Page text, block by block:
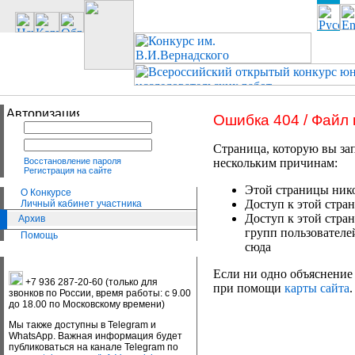
Восстановление пароля
Регистрация на сайте
О Конкурсе
Личный кабинет участника
Архив
Помощь
+7 936 287-20-60 (только для
звонков по России, время работы: с 9.00
до 18.00 по Московскому времени)
Мы также доступны в Telegram и
WhatsApp. Важная информация будет
публиковаться на канале Telegram по
Ошибка 404 / Файл
Страница, которую вы
нескольким причинам:
Этой страницы
Доступ к этой
Доступ к этой
групп
сюда
Если ни одно объяснение
при помощи карты сайта.